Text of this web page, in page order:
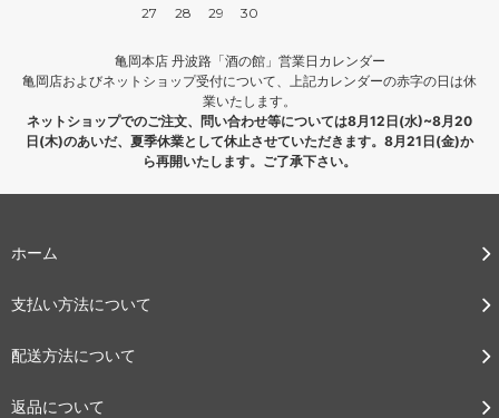
27
28 29 30
亀岡本店 丹波路「酒の館」営業日カレンダー
亀岡店およびネットショップ受付について、上記カレンダーの赤字の日は休
業いたします。
ネットショップでのご注文、問い合わせ等については8月12日(水)~8月20
日(木)のあいだ、夏季休業として休止させていただきます。8月21日(金)か
ら再開いたします。ご了承下さい。
ホーム
支払い方法について
配送方法について
返品について